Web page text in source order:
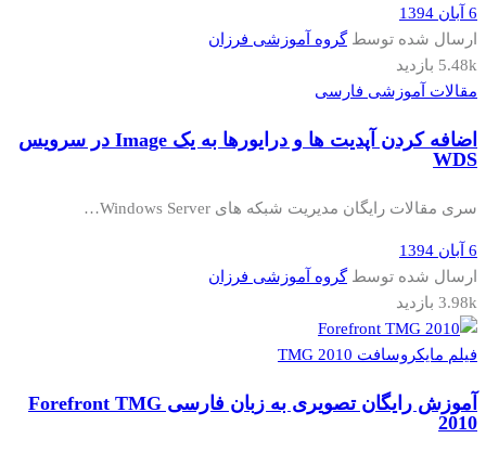
6 آبان 1394
ارسال شده توسطگروه آموزشی فرزان
5.48k بازدید
مقالات آموزشی فارسی
اضافه کردن آپدیت ها و درایورها به یک Image در سرویس
WDS
سری مقالات رایگان مدیریت شبکه های Windows Server…
6 آبان 1394
ارسال شده توسطگروه آموزشی فرزان
3.98k بازدید
فیلم مایکروسافت TMG 2010
آموزش رایگان تصویری به زبان فارسی Forefront TMG
2010